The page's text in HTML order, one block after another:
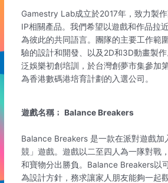
Gamestry Lab成立於2017年，致力製
IP相關產品。我們希望以遊戲和作品拉
為彼此的共同語言。團隊的主要工作範
驗的設計和開發、以及2D和3D動畫製
泛娛樂初創培訓，於台灣創夢市集參加
為香港數碼港培育計劃的入選公司。
遊戲名稱﹔ Balance Breakers
Balance Breakers 是一款在派對遊戲加
競」遊戲。遊戲以二至四人為一隊對戰
和寶物分出勝負。Balance Breakers以
為設計方針，務求讓家人朋友能夠一起